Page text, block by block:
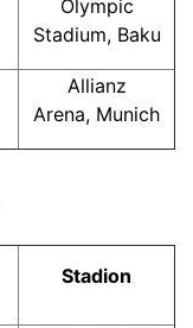
Olympic
Stadium, Baku
Allianz
Arena, Munich
Stadion